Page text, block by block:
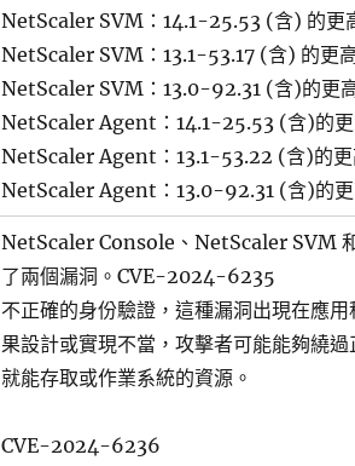
NetScaler SVM：14.1-25.53 (含) 的更
NetScaler SVM：13.1-53.17 (含) 的更
NetScaler SVM：13.0-92.31 (含)的更
NetScaler Agent：14.1-25.53 (含)的
NetScaler Agent：13.1-53.22 (含)的更
NetScaler Agent：13.0-92.31 (含)的
NetScaler Console、NetScaler SVM
了兩個漏洞。CVE-2024-6235
不正確的身份驗證，這種漏洞出現在應
果設計或實現不當，攻擊者可能能夠繞
就能存取或作業系統的資源。
CVE-2024-6236